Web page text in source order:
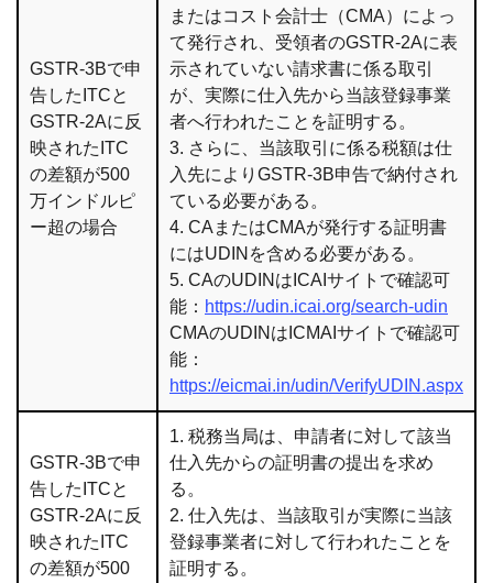
GSTR-3Bで申
告したITCと
GSTR-2Aに反
映されたITC
の差額が500
万インドルピ
ー超の場合
またはコスト会計士（CMA）によっ
て発行され、受領者のGSTR-2Aに表
示されていない請求書に係る取引
が、実際に仕入先から当該登録事業
者へ行われたことを証明する。
3. さらに、当該取引に係る税額は仕
入先によりGSTR-3B申告で納付され
ている必要がある。
4. CAまたはCMAが発行する証明書
にはUDINを含める必要がある。
5. CAのUDINはICAIサイトで確認可
能： https://udin.icai.org/search-udin
CMAのUDINはICMAIサイトで確認可
能：
https://eicmai.in/udin/VerifyUDIN.aspx
GSTR-3Bで申
告したITCと
GSTR-2Aに反
映されたITC
の差額が500
1. 税務当局は、申請者に対して該当
仕入先からの証明書の提出を求め
る。
2. 仕入先は、当該取引が実際に当該
登録事業者に対して行われたことを
証明する。